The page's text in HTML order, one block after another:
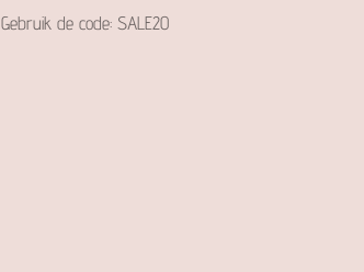
Gebruik de code: SALE20